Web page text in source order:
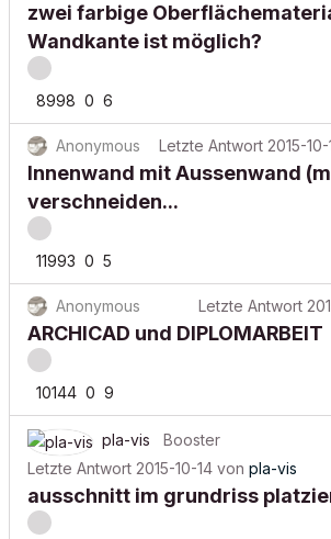
zwei farbige
Wandkante ist möglich?
8998 0 6
Anonymous Letzte Antwort 2015-10-
Innenwand mit Aussenwand
verschneiden...
11993 0 5
Anonymous Letzte Antwort
ARCHICAD und DIPLOMARBEIT
10144 0 9
pla-vis
Booster
Letzte Antwort 2015-10-14 von pla-vis
ausschnitt im grundriss